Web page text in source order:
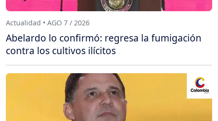
Actualidad • AGO 7 / 2026
Abelardo lo confirmó: regresa la fumigación
contra los cultivos ilícitos